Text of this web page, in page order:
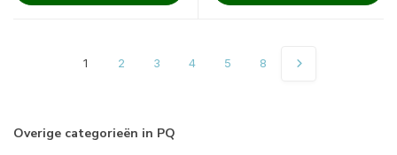
1 2 3 4 5 8
Overige categorieën in PQ